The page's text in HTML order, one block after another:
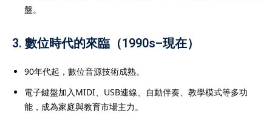
高、科目多元，學生需
學生可針對個人弱項進
業的IB導師熟悉課程結
在數學、經濟、物理、
科目提供深入指導。許
盤。
3.數位時代的來臨（1990s–現在）
90年代起，數位音源技術成熟。
電子鍵盤加入MIDI、USB連線、自動伴奏、教學模式等多功
能，成為家庭與教育市場主力。